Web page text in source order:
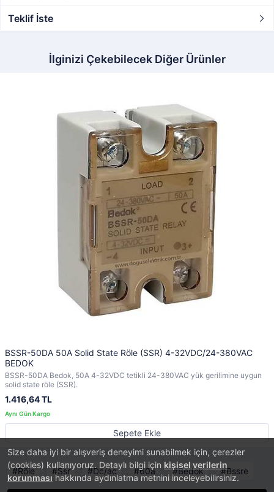
Size daha iyi bir alışveriş deneyimi sunabilmek için, çerezler
(cookies) kullanıyoruz. Detaylı bilgi için kişisel verilerin
korunmasıhakkında aydınlatma metnini inceleyebilirsiniz.
Teklif İste
İlginizi Çekebilecek Diğer Ürünler
BSSR-50DA 50A Solid State Röle (SSR) 4-32VDC/24-380VAC
BEDOK
BSSR-50DA Bedok, 50A 4-32VDC tetikli 24-380VAC yük gerilimine uygun
solid state röle (SSR).
1.416,64 TL
Sepete Ekle
Röle Ssr Dc/ac 60a Bedok Bssre